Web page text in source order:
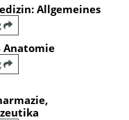
Allgemeines
Anatomie